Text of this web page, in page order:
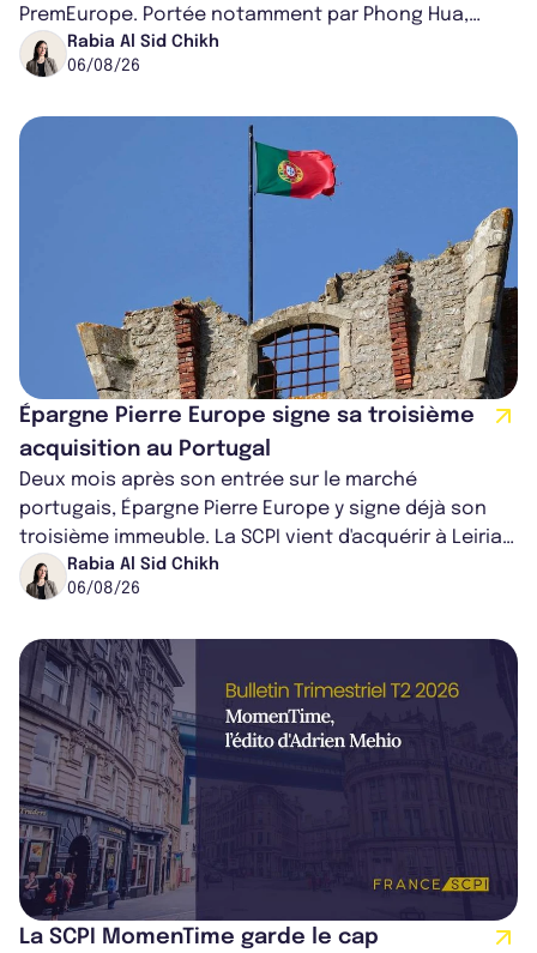
PremEurope. Portée notamment par Phong Hua,
ancien directeur des investissements d...
Rabia Al Sid Chikh
06/08/26
Épargne Pierre Europe signe sa troisième
acquisition au Portugal
Deux mois après son entrée sur le marché
portugais, Épargne Pierre Europe y signe déjà son
troisième immeuble. La SCPI vient d'acquérir à Leiria,
dans le centre du pays, un établis...
Rabia Al Sid Chikh
06/08/26
La SCPI MomenTime garde le cap